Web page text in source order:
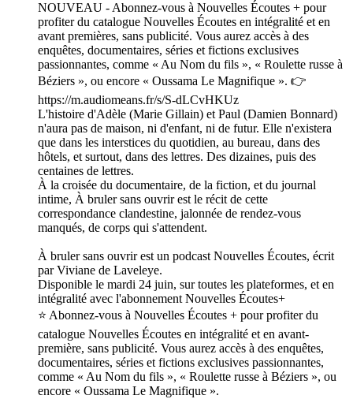
NOUVEAU - Abonnez-vous à Nouvelles Écoutes + pour
profiter du catalogue Nouvelles Écoutes en intégralité et en
avant premières, sans publicité. Vous aurez accès à des
enquêtes, documentaires, séries et fictions exclusives
passionnantes, comme « Au Nom du fils », « Roulette russe à
Béziers », ou encore « Oussama Le Magnifique ». 👉
https://m.audiomeans.fr/s/S-dLCvHKUz
L'histoire d'Adèle (Marie Gillain) et Paul (Damien Bonnard)
n'aura pas de maison, ni d'enfant, ni de futur. Elle n'existera
que dans les interstices du quotidien, au bureau, dans des
hôtels, et surtout, dans des lettres. Des dizaines, puis des
centaines de lettres.
À la croisée du documentaire, de la fiction, et du journal
intime, À bruler sans ouvrir est le récit de cette
correspondance clandestine, jalonnée de rendez-vous
manqués, de corps qui s'attendent.
À bruler sans ouvrir est un podcast Nouvelles Écoutes, écrit
par Viviane de Laveleye.
Disponible le mardi 24 juin, sur toutes les plateformes, et en
intégralité avec l'abonnement Nouvelles Écoutes+
⭐️ Abonnez-vous à Nouvelles Écoutes + pour profiter du
catalogue Nouvelles Écoutes en intégralité et en avant-
première, sans publicité. Vous aurez accès à des enquêtes,
documentaires, séries et fictions exclusives passionnantes,
comme « Au Nom du fils », « Roulette russe à Béziers », ou
encore « Oussama Le Magnifique ».